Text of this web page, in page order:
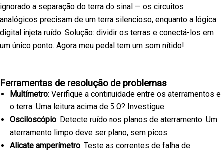
ignorado a separação do terra do sinal — os circuitos
analógicos precisam de um terra silencioso, enquanto a lógica
digital injeta ruído. Solução: dividir os terras e conectá-los em
um único ponto. Agora meu pedal tem um som nítido!
Ferramentas de resolução de problemas
Multímetro: Verifique a continuidade entre os aterramentos e
o terra. Uma leitura acima de 5 Ω? Investigue.
Osciloscópio: Detecte ruído nos planos de aterramento. Um
aterramento limpo deve ser plano, sem picos.
Alicate amperímetro: Teste as correntes de falha de